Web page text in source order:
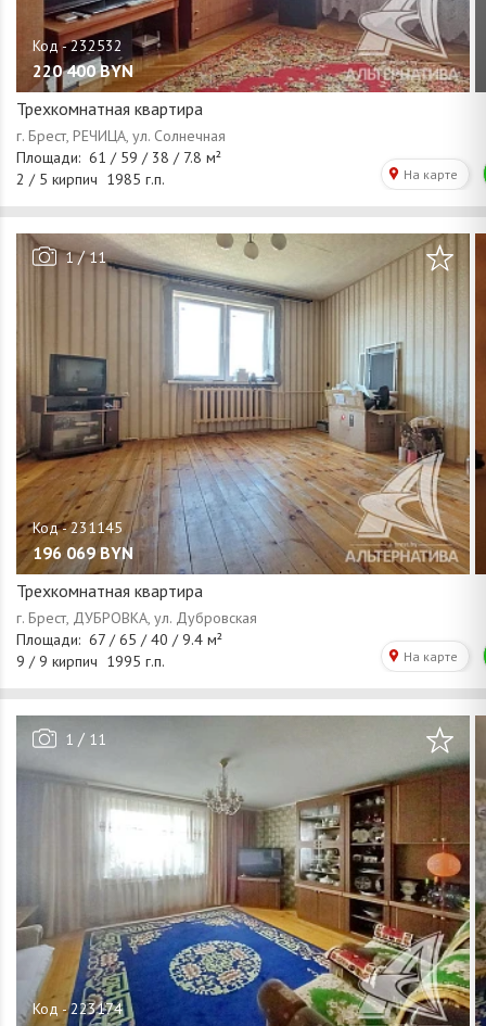
220 400 BYN
Трехкомнатная квартира
1/11
196 069 BYN
Трехкомнатная квартира
1 / 11